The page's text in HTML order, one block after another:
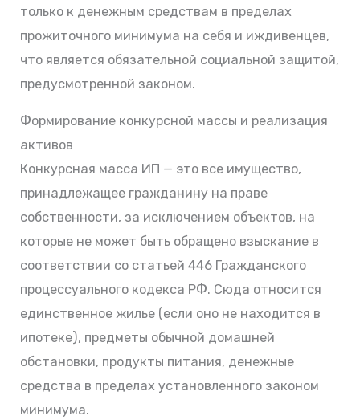
только к денежным средствам в пределах
прожиточного минимума на себя и иждивенцев,
что является обязательной социальной защитой,
предусмотренной законом.
Формирование конкурсной массы и реализация
активов
Конкурсная масса ИП — это все имущество,
принадлежащее гражданину на праве
собственности, за исключением объектов, на
которые не может быть обращено взыскание в
соответствии со статьей 446 Гражданского
процессуального кодекса РФ. Сюда относится
единственное жилье (если оно не находится в
ипотеке), предметы обычной домашней
обстановки, продукты питания, денежные
средства в пределах установленного законом
минимума.